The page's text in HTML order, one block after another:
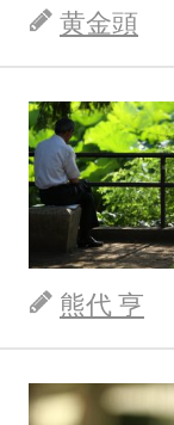
黄金頭
熊代 亨